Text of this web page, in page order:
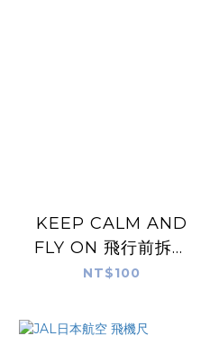
KEEP CALM AND
FLY ON 飛行前拆除
反光長版鑰匙扣(黃)
NT$100